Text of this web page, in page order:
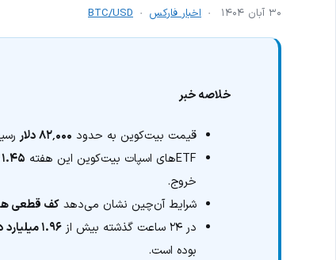
۳۰ آبان ۱۴۰۴ اخبار فارکس BTC/USD
خلاصه خبر
قیمت بیت‌کوین به حدود ۸۲٬۰۰۰ دلار
ETFهای اسپات بیت‌کوین این هفته
۱.۴۵ میلیارد دلار خروج سرمایه
خروج.
شرایط آن‌چین نشان می‌دهدکف قطعی
در ۲۴ ساعت گذشته بیش از
۱.۹۶ میلیارد دلار لیکوییدیشن
بوده است.